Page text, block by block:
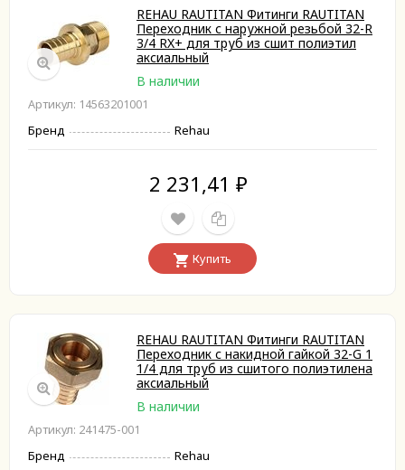
REHAU RAUTITAN Фитинги RAUTITAN
Переходник с наружной резьбой 32-R
3/4 RX+ для труб из сшит полиэтил
аксиальный
В наличии
Артикул: 14563201001
Бренд Rehau
2 231,41 ₽
Купить
REHAU RAUTITAN Фитинги RAUTITAN
Переходник с накидной гайкой 32-G 1
1/4 для труб из сшитого полиэтилена
аксиальный
В наличии
Артикул: 241475-001
Бренд Rehau